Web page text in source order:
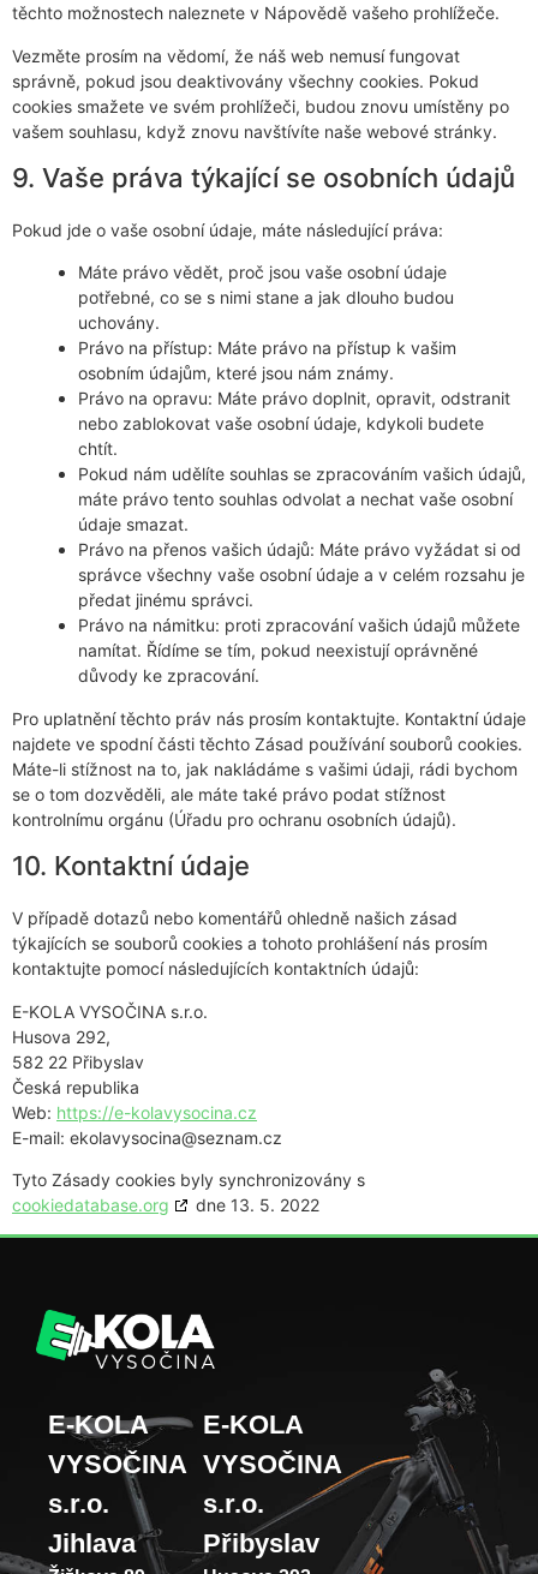
těchto možnostech naleznete v Nápovědě vašeho prohlížeče.
Vezměte prosím na vědomí, že náš web nemusí fungovat
správně, pokud jsou deaktivovány všechny cookies. Pokud
cookies smažete ve svém prohlížeči, budou znovu umístěny po
vašem souhlasu, když znovu navštívíte naše webové stránky.
9. Vaše práva týkající se osobních údajů
Pokud jde o vaše osobní údaje, máte následující práva:
Máte právo vědět, proč jsou vaše osobní údaje
potřebné, co se s nimi stane a jak dlouho budou
uchovány.
Právo na přístup: Máte právo na přístup k vašim
osobním údajům, které jsou nám známy.
Právo na opravu: Máte právo doplnit, opravit, odstranit
nebo zablokovat vaše osobní údaje, kdykoli budete
chtít.
Pokud nám udělíte souhlas se zpracováním vašich údajů,
máte právo tento souhlas odvolat a nechat vaše osobní
údaje smazat.
Právo na přenos vašich údajů: Máte právo vyžádat si od
správce všechny vaše osobní údaje a v celém rozsahu je
předat jinému správci.
Právo na námitku: proti zpracování vašich údajů můžete
namítat. Řídíme se tím, pokud neexistují oprávněné
důvody ke zpracování.
Pro uplatnění těchto práv nás prosím kontaktujte. Kontaktní údaje
najdete ve spodní části těchto Zásad používání souborů cookies.
Máte-li stížnost na to, jak nakládáme s vašimi údaji, rádi bychom
se o tom dozvěděli, ale máte také právo podat stížnost
kontrolnímu orgánu (Úřadu pro ochranu osobních údajů).
10. Kontaktní údaje
V případě dotazů nebo komentářů ohledně našich zásad
týkajících se souborů cookies a tohoto prohlášení nás prosím
kontaktujte pomocí následujících kontaktních údajů:
E-KOLA VYSOČINA s.r.o.
Husova 292,
582 22 Přibyslav
Česká republika
Web: https://e-kolavysocina.cz
E-mail: ekolavysocina@seznam.cz
Tyto Zásady cookies byly synchronizovány s
cookiedatabase.org
dne 13. 5. 2022
E-KOLA
VYSOČINA
s.r.o.
Jihlava
E-KOLA
VYSOČINA
s.r.o.
Přibyslav